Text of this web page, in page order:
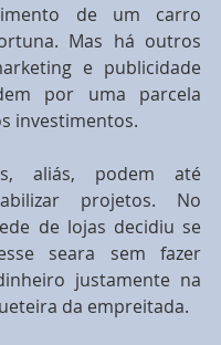
de um carro
Mas há outros
e publicidade
por uma parcela
investimentos.
aliás, podem até
projetos. No
de lojas decidiu se
seara sem fazer
justamente na
da empreitada.